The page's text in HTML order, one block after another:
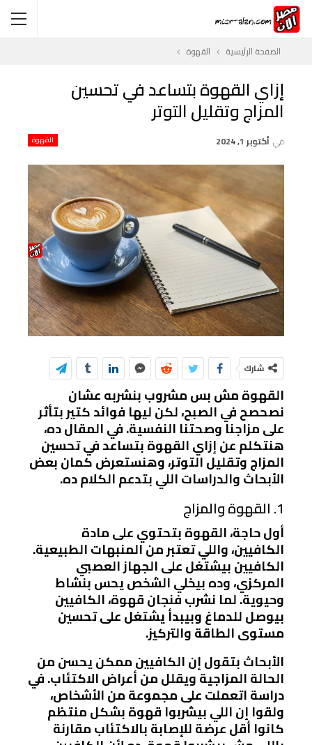
الصفحة الرئيسية القهوة
إزاي القهوة بتساعد في تحسين
المزاج وتقليل التوتر
القهوة في أكتوبر 1, 2024
شارك
القهوة مش بس مشروب بنشربه عشان
نصحصح في الصبح، لكن ليها فوائد كتير بتأثر
على مزاجنا وصحتنا النفسية. في المقال ده،
هنتكلم عن إزاي القهوة بتساعد في تحسين
المزاج وتقليل التوتر، وهنستعرض كمان بعض
الأبحاث والدراسات اللي بتدعم الكلام ده.
1. القهوة والمزاج
أول حاجة، القهوة بتحتوي على مادة
الكافيين، واللي تعتبر من المنبهات الطبيعية.
الكافيين بيشتغل على الجهاز العصبي
المركزي، وده بيخلي الشخص يحس بنشاط
وحيوية. لما نشرب فنجان قهوة، الكافيين
بيوصل للدماغ وبيبدأ يشتغل على تحسين
مستوى الطاقة والتركيز.
الأبحاث بتقول إن الكافيين ممكن يحسن من
الحالة المزاجية ويقلل من أعراض الاكتئاب. في
دراسة اتعملت على مجموعة من الأشخاص،
ولقوا إن اللي بيشربوا قهوة بشكل منتظم
كانوا أقل عرضة للإصابة بالاكتئاب مقارنة